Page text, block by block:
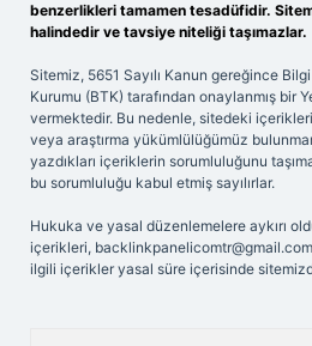
benzerlikleri tamamen tesadüfidir.
halindedir ve tavsiye niteliği taşımazlar.
Sitemiz, 5651 Sayılı Kanun gereğince
Kurumu (BTK) tarafından onaylanmış bir
vermektedir. Bu nedenle, sitedeki
veya araştırma yükümlülüğümüz
yazdıkları içeriklerin sorumluluğunu
bu sorumluluğu kabul etmiş sayılırlar.
Hukuka ve yasal düzenlemelere aykırı
içerikleri, backlinkpanelicomtr@gmail.com
ilgili içerikler yasal süre içerisinde